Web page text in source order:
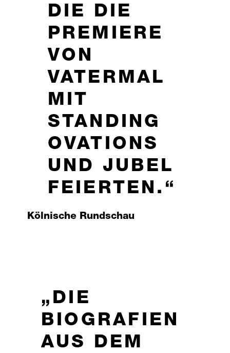
DIE DIE
PREMIERE
VON
VATERMAL
MIT
STANDING
OVATIONS
UND JUBEL
FEIERTEN.
Kölnische Rundschau
DIE
BIOGRAFIEN
AUS DEM